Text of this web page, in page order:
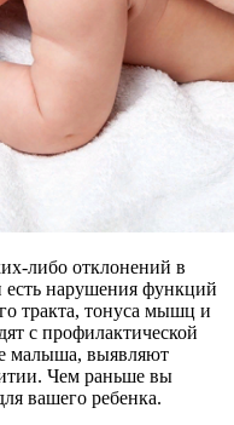
либо отклонений в
есть нарушения функций
тракта, тонуса мышц и
с профилактической
малыша, выявляют
Чем раньше вы
вашего ребенка.